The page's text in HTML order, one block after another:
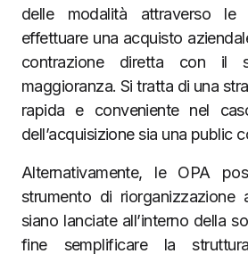
delle modalità attraverso
effettuare una acquisto
contrazione diretta con
maggioranza. Si tratta di una
rapida e conveniente nel
dell’acquisizione sia una public
Alternativamente, le OPA
strumento di riorganizzazione
siano lanciate all’interno della
fine semplificare la